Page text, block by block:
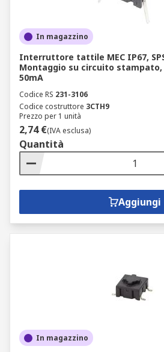
In magazzino
Interruttore tattile MEC IP67,
Montaggio su circuito
50mA
Codice RS 231-3106
Codice costruttore 3CTH9
Prezzo per 1 unità
2,74 €(IVA esclusa)
Quantità
Aggiungi
In magazzino